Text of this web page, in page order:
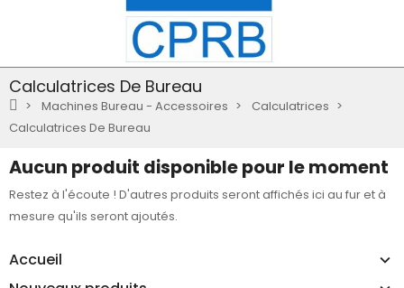
Calculatrices De Bureau
Machines Bureau - Accessoires
Calculatrices
Calculatrices De Bureau
Accueil
Aucun produit disponible pour le moment
Restez à l'écoute ! D'autres produits seront affichés ici au fur et à
mesure qu'ils seront ajoutés.